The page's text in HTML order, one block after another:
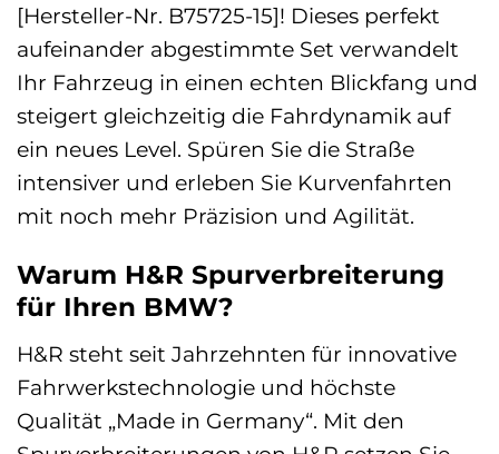
[Hersteller-Nr. B75725-15]! Dieses perfekt
aufeinander abgestimmte Set verwandelt
Ihr Fahrzeug in einen echten Blickfang und
steigert gleichzeitig die Fahrdynamik auf
ein neues Level. Spüren Sie die Straße
intensiver und erleben Sie Kurvenfahrten
mit noch mehr Präzision und Agilität.
Warum H&R Spurverbreiterung
für Ihren BMW?
H&R steht seit Jahrzehnten für innovative
Fahrwerkstechnologie und höchste
Qualität „Made in Germany“. Mit den